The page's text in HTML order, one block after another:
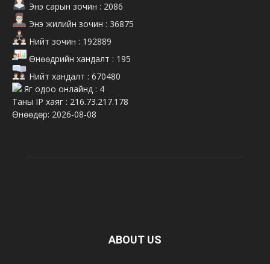
Энэ сарын зочин : 2086
Энэ жилийн зочин : 36875
Нийт зочин : 192889
Өнөөдрийн хандалт : 195
Нийт хандалт : 670480
Яг одоо онлайнд : 4
Таны IP хаяг : 216.73.217.178
Өнөөдөр: 2026-08-08
ABOUT US